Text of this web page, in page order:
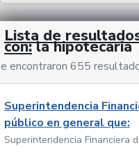
Lista de
con: la hipotecaria
encontraron 655
Superintendencia
público en general que:
Superintendencia Financiera